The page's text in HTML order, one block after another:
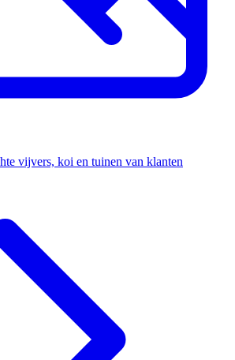
vijvers, koi en tuinen van klanten